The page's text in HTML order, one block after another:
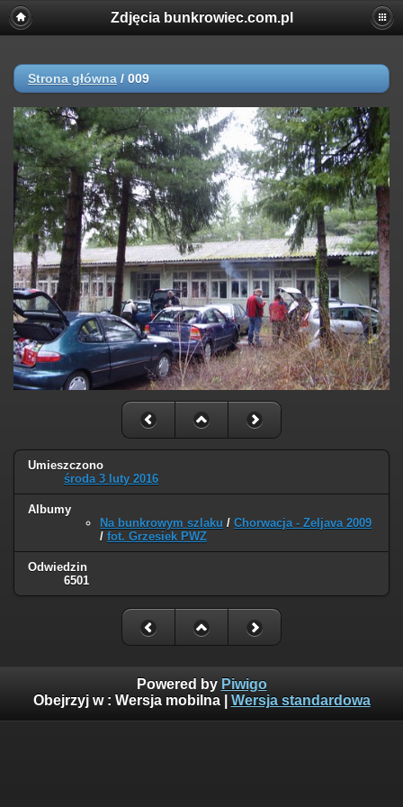
Zdjęcia bunkrowiec.com.pl
Strona główna / 009
Umieszczono
środa 3 luty 2016
Albumy
Na bunkrowym szlaku / Chorwacja - Zeljava 2009
/ fot. Grzesiek PWZ
Odwiedzin
6501
Powered by Piwigo
Obejrzyj w : Wersja mobilna| Wersja standardowa